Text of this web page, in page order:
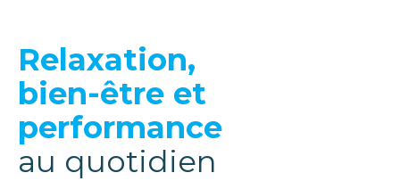
Relaxation,
bien-être et
performance
au quotidien